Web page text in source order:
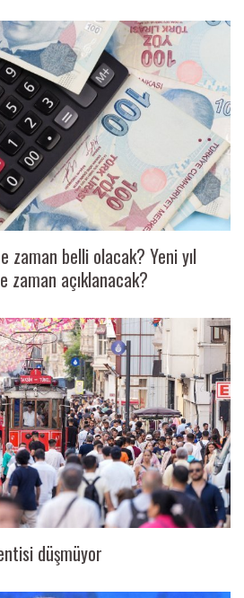
zaman belli olacak? Yeni yıl
zaman açıklanacak?
düşmüyor